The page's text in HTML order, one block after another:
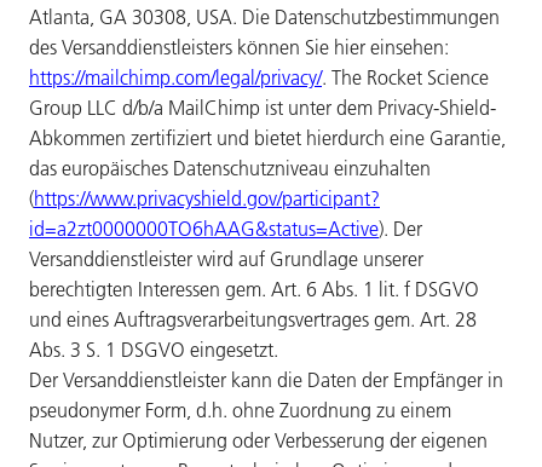
Atlanta, GA 30308, USA. Die Datenschutzbestimmungen
des Versanddienstleisters können Sie hier einsehen:
https://mailchimp.com/legal/privacy/. The Rocket Science
Group LLC d/b/a MailChimp ist unter dem Privacy-Shield-
Abkommen zertifiziert und bietet hierdurch eine Garantie,
das europäisches Datenschutzniveau einzuhalten
(https://www.privacyshield.gov/participant?
id=a2zt0000000TO6hAAG&status=Active). Der
Versanddienstleister wird auf Grundlage unserer
berechtigten Interessen gem. Art. 6 Abs. 1 lit. f DSGVO
und eines Auftragsverarbeitungsvertrages gem. Art. 28
Abs. 3 S. 1 DSGVO eingesetzt.
Der Versanddienstleister kann die Daten der Empfänger in
pseudonymer Form, d.h. ohne Zuordnung zu einem
Nutzer, zur Optimierung oder Verbesserung der eigenen